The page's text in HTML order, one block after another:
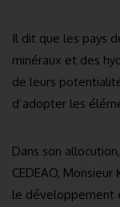
Il dit que les pays
minéraux et des
de leurs
d’adopter les
Dans son
CEDEAO, Monsieur
le développement